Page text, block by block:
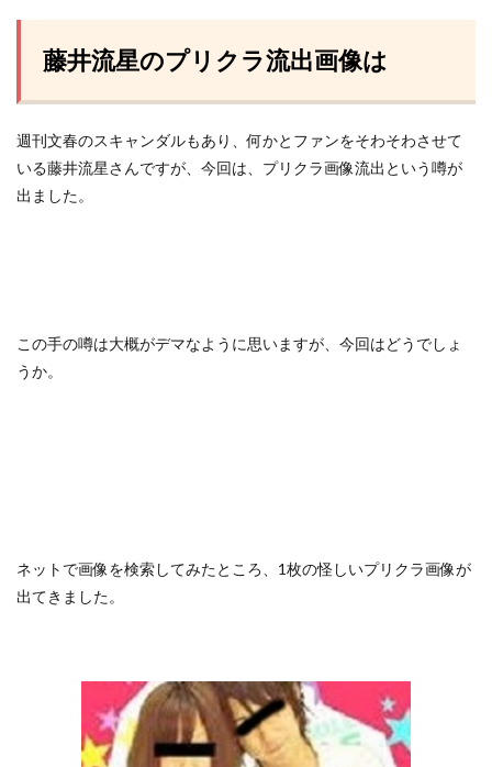
藤井流星のプリクラ流出画像は
週刊文春のスキャンダルもあり、何かとファンをそわそわさせて
いる藤井流星さんですが、今回は、プリクラ画像流出という噂が
出ました。
この手の噂は大概がデマなように思いますが、今回はどうでしょ
うか。
ネットで画像を検索してみたところ、1枚の怪しいプリクラ画像が
出てきました。